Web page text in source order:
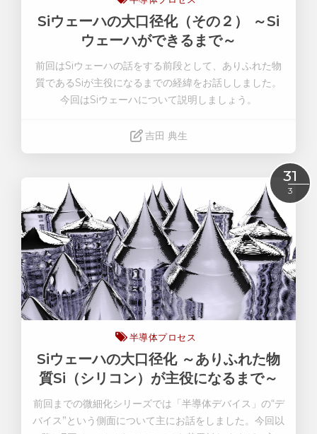
Siウェーハの大口径化（その２） ～Si
ウェーハができるまで～
前回はSiウェーハの話をする前段として、ありふれた物
質であるSiが主役になるまでの経緯をお話ししました。
今回はSiウェーハについて説明しましょう。
吉田 典生
31
3
半導体プロセス
Siウェーハの大口径化 ～ありふれた物
質Si（シリコン）が主役になるまで～
前回までの微細化シリーズでは「半導体デバイス」の“デ
バイス”という側面について主にお話をしました。今回以